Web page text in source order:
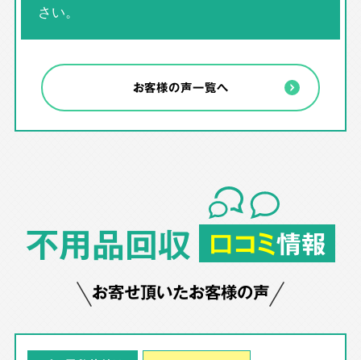
さい。
お客様の声一覧へ
不用品回収 口コミ情報
お寄せ頂いたお客様の声